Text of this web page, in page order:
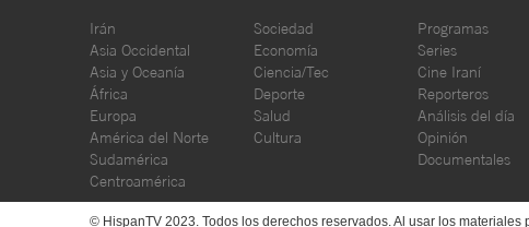
Irán
Asia Occidental
Asia y Oceanía
África
Europa
América del Norte
Sudamérica
Centroamérica
Sociedad
Economía
Ciencia/Tec
Deporte
Salud
Cultura
Programas
Series
Cine Iraní
Reporteros
Análisis del día
Opinión
Documentales
© HispanTV 2023. Todos los derechos reservados. Al usar los